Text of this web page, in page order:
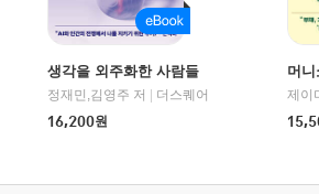
생각을 외주화한 사람들
정재민,김영주 저
더스퀘어
16,200원
머